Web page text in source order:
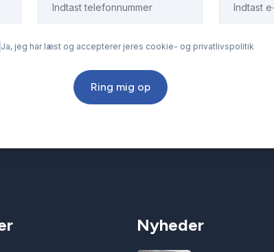
Ja, jeg har læst og accepterer jeres cookie- og privatlivspolitik
Ring mig op
Nyheder